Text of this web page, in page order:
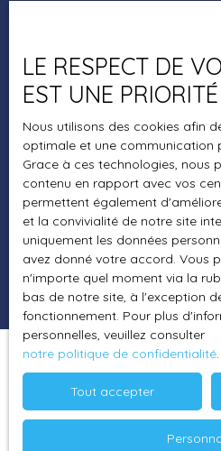
+33 5 59 30
77 Av des Lilas -
64000 Pau
LE RESPECT DE
EST UNE
Nous utilisons des cookies afin
optimale et une communication
Grace à ces technologies, nous
contenu en rapport avec vos
permettent également
et la convivialité de notre site
uniquement les données
avez donné votre accord. Vous
n'importe quel moment via la
bas de notre site, à l'exception
fonctionnement. Pour plus
personnelles, veuillez consulter
notre politique de confidentialité.
Tout accepter